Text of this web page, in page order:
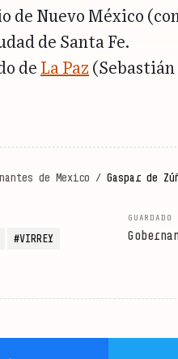
de Nuevo México
de Santa Fe.
de La Paz (Sebastián
de Mexico / Gaspar de
VIRREY